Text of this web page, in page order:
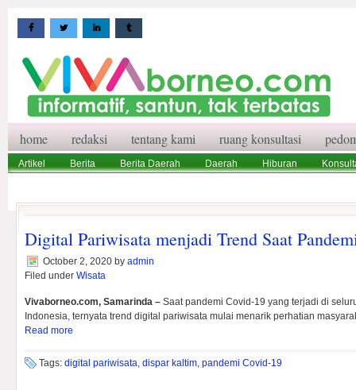
home redaksi tentang kami ruang konsultasi
Artikel Berita Berita Daerah Daerah Hiburan
Digital Pariwisata menjadi Trend Saat
October 2, 2020 by admin
Filed under Wisata
Vivaborneo.com, Samarinda – Saat pandemi Covid-19 yang terjadi di
Indonesia, ternyata trend digital pariwisata mulai menarik perhatian
Read more
Tags: digital pariwisata, dispar kaltim, pandemi Covid-19